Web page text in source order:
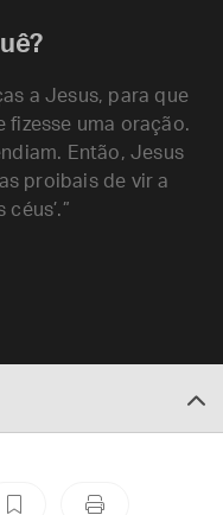
a Jesus, para que
fizesse uma oração.
Então, Jesus
proibais de vir a